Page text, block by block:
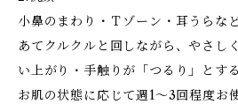
小鼻のまわり・Ｔゾーン・耳うらな
あてクルクルと回しながら、やさし
い上がり・手触りが「つるり」とす
お肌の状態に応じて週1～3回程度お